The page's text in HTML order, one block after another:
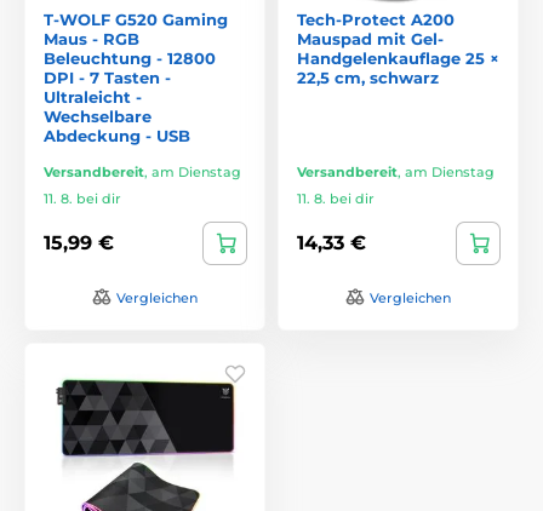
T-WOLF G520 Gaming
Maus - RGB
Beleuchtung - 12800
DPI - 7 Tasten -
Ultraleicht -
Wechselbare
Abdeckung - USB
Versandbereit, am Dienstag
11. 8. bei dir
15,99 €
Vergleichen
Tech-Protect A200
Mauspad mit Gel-
Handgelenkauflage 25 ×
22,5 cm, schwarz
Versandbereit, am Dienstag
11. 8. bei dir
14,33 €
Vergleichen